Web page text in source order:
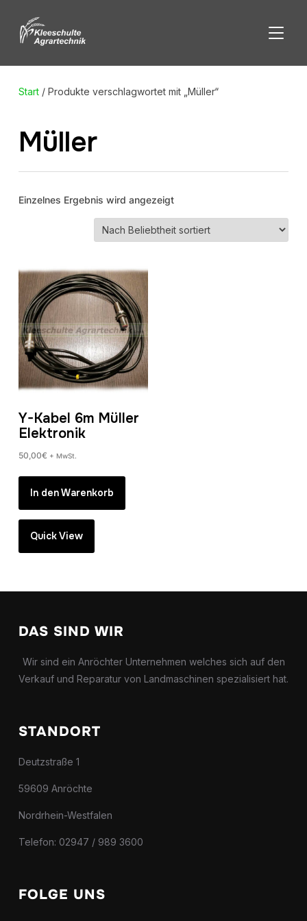
Start/ Produkte verschlagwortet mit „Müller“
Müller
Einzelnes Ergebnis wird angezeigt
Y-Kabel 6m Müller
Elektronik
50,00€ + MwSt.
In den Warenkorb
Quick View
DAS SIND WIR
Wir sind ein Anröchter Unternehmen welches sich auf den
Verkauf und Reparatur von Landmaschinen spezialisiert hat.
STANDORT
Deutzstraße 1
59609 Anröchte
Nordrhein-Westfalen
Telefon: 02947 / 989 3600
FOLGE UNS